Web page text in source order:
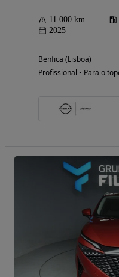
11 000 km
2025
Benfica (Lisboa)
Profissional • Para o